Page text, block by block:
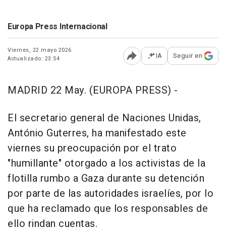
Europa Press Internacional
Viernes, 22 mayo 2026
Actualizado: 23:54
Abrir opciones para
IA Seguir en
MADRID 22 May. (EUROPA PRESS) -
El secretario general de Naciones Unidas,
António Guterres, ha manifestado este
viernes su preocupación por el trato
"humillante" otorgado a los activistas de la
flotilla rumbo a Gaza durante su detención
por parte de las autoridades israelíes, por lo
que ha reclamado que los responsables de
ello rindan cuentas.